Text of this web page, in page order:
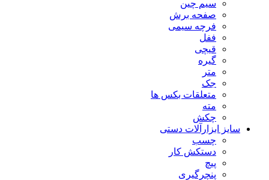
سیم چین
صفحه برش
فرچه سیمی
ففل
قیچی
گیره
متر
جک
متعلقات بکس ها
مته
چکش
سایز ابزارآلات دستی
چسب
دستکش کار
پیچ
پنچرگیری